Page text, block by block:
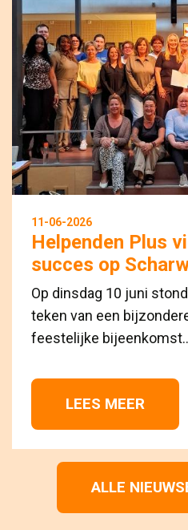
11-06-2026
Helpenden Plus
succes op
Op dinsdag 10 juni
teken van een
feestelijke
LEES MEER
ALLE